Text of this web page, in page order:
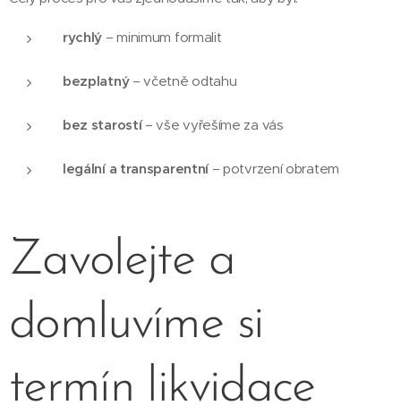
rychlý – minimum formalit
bezplatný– včetně odtahu
bez starostí– vše vyřešíme za vás
legální a transparentní– potvrzení obratem
Zavolejte a
domluvíme si
termín likvidace